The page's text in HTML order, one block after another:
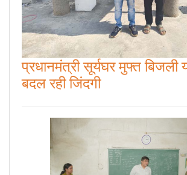
प्रधानमंत्री सूर्यघर मुफ्त बिजली
बदल रही जिंदगी